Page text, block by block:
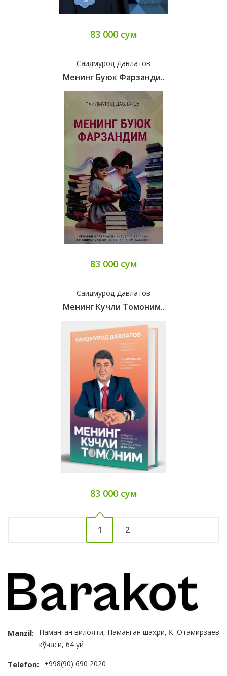
83 000 сум
Саидмурод Давлатов
Менинг Буюк Фарзанди..
83 000 сум
Саидмурод Давлатов
Менинг Кучли Томоним..
83 000 сум
1 2
Manzil: Наманган вилояти, Наманган шаҳри, Қ. Отамирзаев
кўчаси, 64 уй
Telefon: +998(90) 690 2020